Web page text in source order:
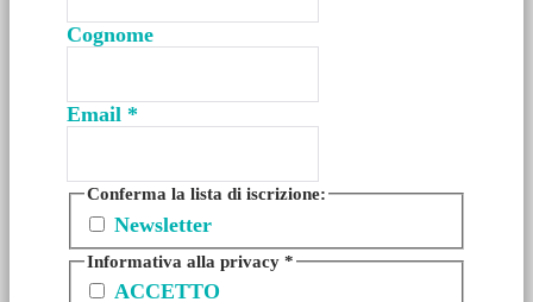
Cognome
Email *
Conferma la lista di iscrizione:
Newsletter
Informativa alla privacy*
ACCETTO